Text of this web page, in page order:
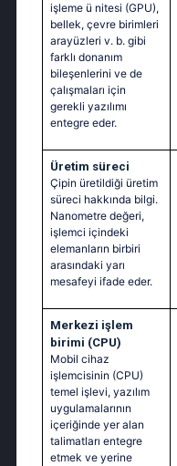
işleme ü nitesi (GPU),
bellek, çevre birimleri
arayüzleri v. b. gibi
farklı donanım
bileşenlerini ve de
çalışmaları için
gerekli yazılımı
entegre eder.
Üretim süreci
Çipin üretildiği üretim
süreci hakkında bilgi.
Nanometre değeri,
işlemci içindeki
elemanların birbiri
arasındaki yarı
mesafeyi ifade eder.
Merkezi işlem
birimi (CPU)
Mobil cihaz
işlemcisinin (CPU)
temel işlevi, yazılım
uygulamalarının
içeriğinde yer alan
talimatları entegre
etmek ve yerine